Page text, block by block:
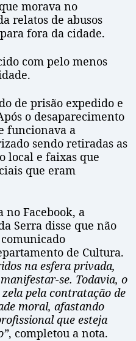
morava no
relatos de abusos
fora da cidade.
com pelo menos
de prisão expedido e
o desaparecimento
funcionava a
sendo retiradas as
local e faixas que
que eram
Facebook, a
Serra disse que não
de Cultura.
na esfera privada,
se. Todavia, o
pela contratação de
moral, afastando
que esteja
, completou a nota.